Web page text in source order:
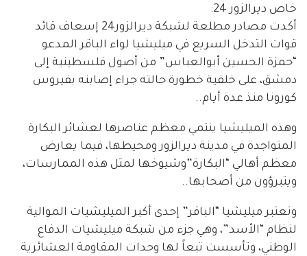
خاص ديرالزور 24:
أكدت مصادر مطلعة لشبكة ديرالزور24 إسعاف قائد
قوات التدخل السريع في ميليشيا لواء الباقر المدعو
“حمزة الحسين أبوالعباس” من أصول فلسطينية إلى
دمشق، على خلفية خطورة حالته جراء إصابته بفيروس
كورونا منذ عدة أيام..
وهذه الميليشيا ينتمي معظم عناصرها لعشائر البكارة
المتواجدة في مدينة ديرالزور ومحيطها، فيما يعارض
معظم أهالي “البكارة”وشيوخها لمثل هذه الممارسات،
ويتبرؤون من أصحابها..
وتعتبر ميليشيا “الباقر” إحدى أكبر الميليشيات الموالية
لنظام “الأسد”، وهي جزء من شبكة ميليشيات الدفاع
الوطني، وتأسست تبعاً لها وحدات المقاومة العشائرية